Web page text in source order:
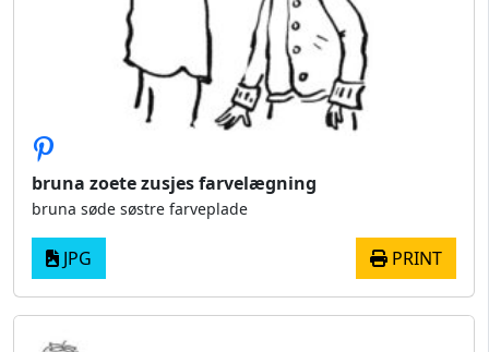
bruna zoete zusjes farvelægning
bruna søde søstre farveplade
JPG PRINT